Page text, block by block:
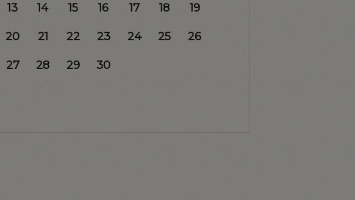
13 14 15 16 17 18 19
20 21 22 23 24 25 26
27 28 29 30